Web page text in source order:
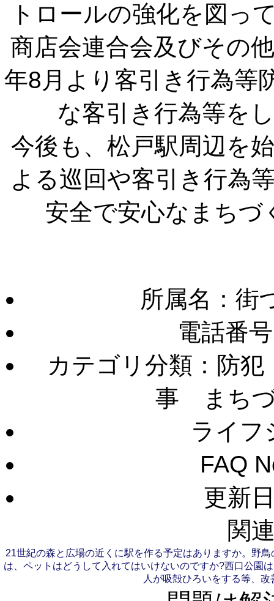
トロールの強化を図っ
商店会連合会及びその
年8月より客引き行為等
な客引き行為等を
今後も、松戸駅周辺を
よる巡回や客引き行為
安全で安心なまちづ
所属名：街
電話番
カテゴリ分類：防
事 まち
ライフ
FAQ
更新
関
21世紀の森と広場の近くに駅を作る予定はありますか。 野鳥
は、ペットはどうして入れてはいけないのですか?西口公園
人が吸殻ひろいをする等、